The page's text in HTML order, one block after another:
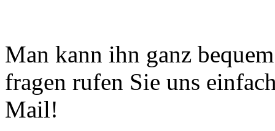
Man kann ihn ganz
fragen rufen Sie uns
Mail!